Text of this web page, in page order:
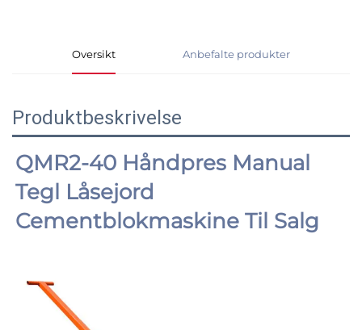
Oversikt Anbefalte produkter
Produktbeskrivelse
QMR2-40 Håndpres Manual
Tegl Låsejord
Cementblokmaskine Til Salg